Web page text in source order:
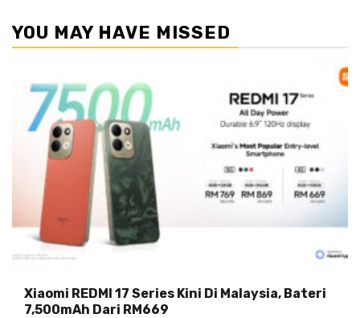
YOU MAY HAVE MISSED
Xiaomi REDMI 17 Series Kini Di Malaysia, Bateri
7,500mAh Dari RM669